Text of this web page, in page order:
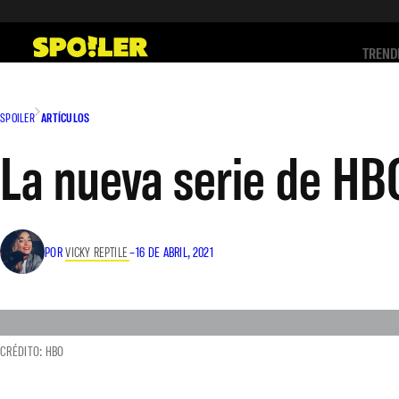
contenido
SPOILER ARTÍCULOS
La nueva serie de
PORVICKY REPTILE–16 DE ABRIL, 2021
CRÉDITO: HBO